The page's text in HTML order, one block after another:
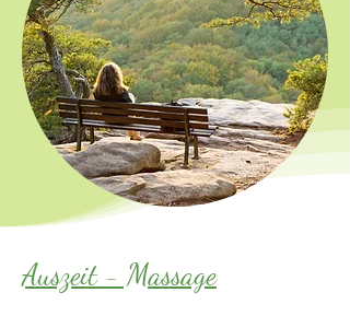
Auszeit - Massage